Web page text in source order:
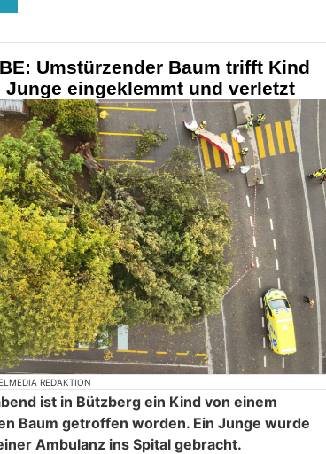
Umstürzender Baum trifft Kind
Junge eingeklemmt und verletzt
REDAKTION
ist in Bützberg ein Kind von einem
Baum getroffen worden. Ein Junge wurde
Ambulanz ins Spital gebracht.